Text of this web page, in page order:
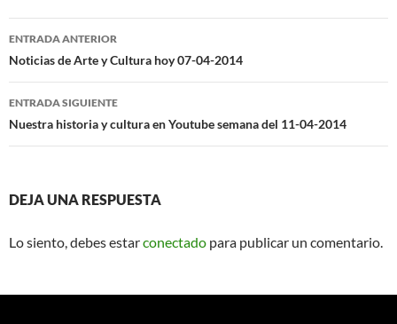
Navegación
de
entradas
ENTRADA ANTERIOR
Noticias de Arte y Cultura hoy 07-04-2014
ENTRADA SIGUIENTE
Nuestra historia y cultura en Youtube semana del 11-04-2014
DEJA UNA RESPUESTA
Lo siento, debes estarconectado para publicar un comentario.